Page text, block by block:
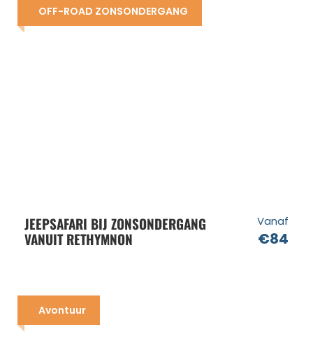
OFF-ROAD ZONSONDERGANG
JEEPSAFARI BIJ ZONSONDERGANG
VANUIT RETHYMNON
Vanaf
€84
Avontuur